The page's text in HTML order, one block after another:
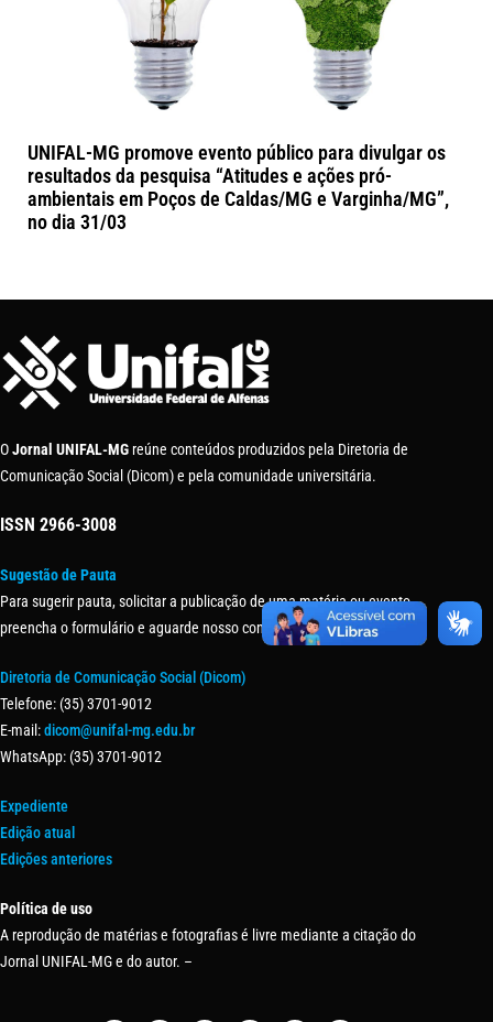
UNIFAL-MG promove evento público para divulgar os
resultados da pesquisa “Atitudes e ações pró-
ambientais em Poços de Caldas/MG e Varginha/MG”,
no dia 31/03
OJornal UNIFAL-MG reúne conteúdos produzidos pela Diretoria de
Comunicação Social (Dicom) e pela comunidade universitária.
ISSN 2966-3008
Sugestão de Pauta
Para sugerir pauta, solicitar a publicação de uma matéria ou evento,
preencha o formulário e aguarde nosso contato.
Diretoria de Comunicação Social (Dicom)
Telefone: (35) 3701-9012
E-mail:dicom@unifal-mg.edu.br
WhatsApp: (35) 3701-9012
Expediente
Edição atual
Edições anteriores
Política de uso
A reprodução de matérias e fotografias é livre mediante a citação do
Jornal UNIFAL-MG e do autor. –